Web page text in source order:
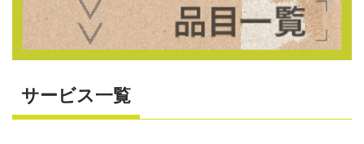
サービス一覧